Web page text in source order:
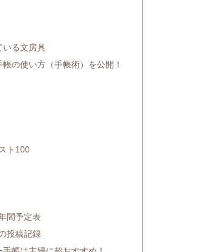
いる文房具
の使い方（手帳術）を公開！
ト100
間予定表
投稿記録